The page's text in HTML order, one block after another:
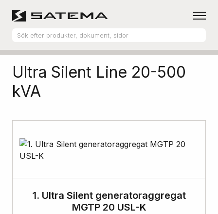
Produktsortiment Reservkraft & generatorer
Ultra Silent Line 20-500
kVA
1. Ultra Silent generatoraggregat
MGTP 20 USL-K